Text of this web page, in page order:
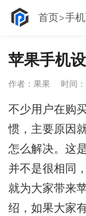
首页 手
苹果手机
作者：果果 时间
不少用户在购
惯，主要原因
怎么解决。这
并不是很相同
就为大家带来
绍，如果大家